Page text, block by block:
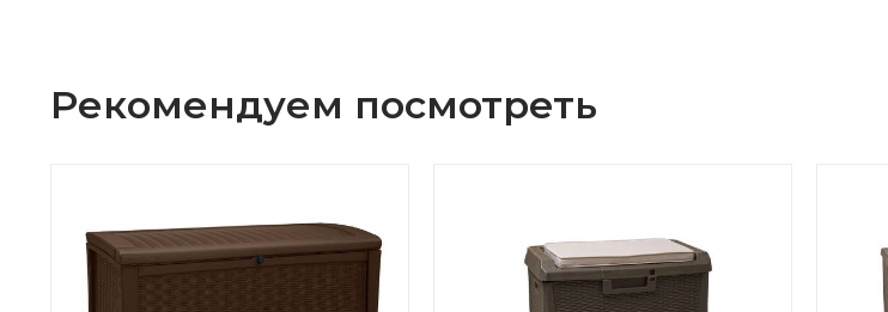
Рекомендуем посмотреть